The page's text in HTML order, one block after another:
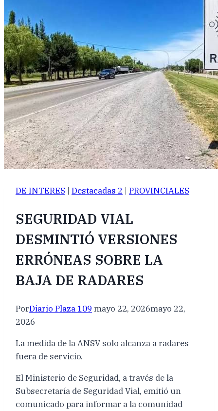
DE INTERES | Destacadas 2 | PROVINCIALES
SEGURIDAD VIAL
DESMINTIÓ VERSIONES
ERRÓNEAS SOBRE LA
BAJA DE RADARES
PorDiario Plaza 109 mayo 22, 2026mayo 22,
2026
La medida de la ANSV solo alcanza a radares
fuera de servicio.
El Ministerio de Seguridad, a través de la
Subsecretaría de Seguridad Vial, emitió un
comunicado para informar a la comunidad